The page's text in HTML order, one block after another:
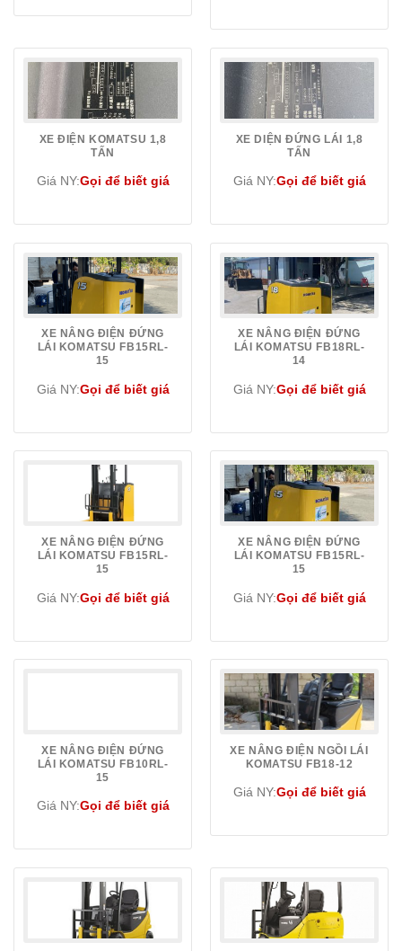
XE ĐIỆN KOMATSU 1,8
TẤN
Giá NY:Gọi để biết giá
XE DIỆN ĐỨNG LÁI 1,8
TẤN
Giá NY:Gọi để biết giá
XE NÂNG ĐIỆN ĐỨNG
LÁI KOMATSU FB15RL-
15
Giá NY:Gọi để biết giá
XE NÂNG ĐIỆN ĐỨNG
LÁI KOMATSU FB18RL-
14
Giá NY:Gọi để biết giá
XE NÂNG ĐIỆN ĐỨNG
LÁI KOMATSU FB15RL-
15
Giá NY:Gọi để biết giá
XE NÂNG ĐIỆN ĐỨNG
LÁI KOMATSU FB15RL-
15
Giá NY:Gọi để biết giá
XE NÂNG ĐIỆN ĐỨNG
LÁI KOMATSU FB10RL-
15
Giá NY:Gọi để biết giá
XE NÂNG ĐIỆN NGỒI LÁI
KOMATSU FB18-12
Giá NY:Gọi để biết giá